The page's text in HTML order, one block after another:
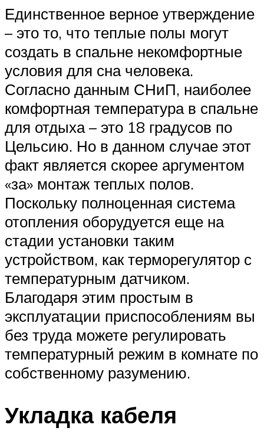
Единственное верное утверждение
– это то, что теплые полы могут
создать в спальне некомфортные
условия для сна человека.
Согласно данным СНиП, наиболее
комфортная температура в спальне
для отдыха – это 18 градусов по
Цельсию. Но в данном случае этот
факт является скорее аргументом
«за» монтаж теплых полов.
Поскольку полноценная система
отопления оборудуется еще на
стадии установки таким
устройством, как терморегулятор с
температурным датчиком.
Благодаря этим простым в
эксплуатации приспособлениям вы
без труда можете регулировать
температурный режим в комнате по
собственному разумению.
Укладка кабеля